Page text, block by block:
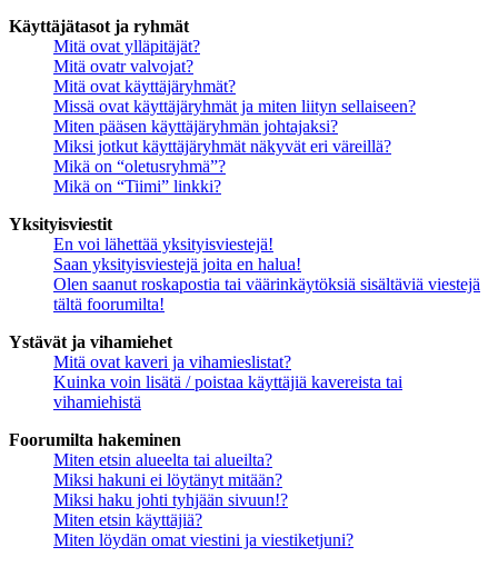
Käyttäjätasot ja ryhmät
Mitä ovat ylläpitäjät?
Mitä ovatr valvojat?
Mitä ovat käyttäjäryhmät?
Missä ovat käyttäjäryhmät ja miten liityn sellaiseen?
Miten pääsen käyttäjäryhmän johtajaksi?
Miksi jotkut käyttäjäryhmät näkyvät eri väreillä?
Mikä on “oletusryhmä”?
Mikä on “Tiimi” linkki?
Yksityisviestit
En voi lähettää yksityisviestejä!
Saan yksityisviestejä joita en halua!
Olen saanut roskapostia tai väärinkäytöksiä sisältäviä viestejä
tältä foorumilta!
Ystävät ja vihamiehet
Mitä ovat kaveri ja vihamieslistat?
Kuinka voin lisätä / poistaa käyttäjiä kavereista tai
vihamiehistä
Foorumilta hakeminen
Miten etsin alueelta tai alueilta?
Miksi hakuni ei löytänyt mitään?
Miksi haku johti tyhjään sivuun!?
Miten etsin käyttäjiä?
Miten löydän omat viestini ja viestiketjuni?